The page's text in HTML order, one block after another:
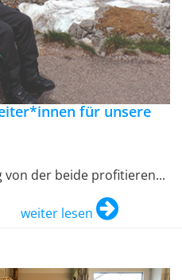
für unsere
von der beide profitieren...
weiter lesen